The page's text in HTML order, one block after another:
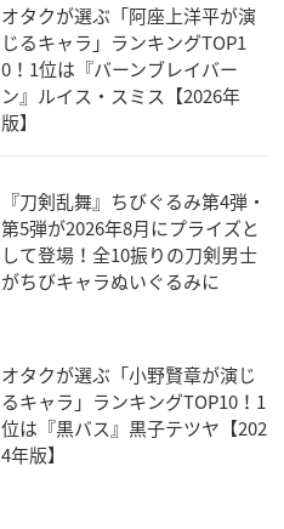
オタクが選ぶ「阿座上洋平が演
じるキャラ」ランキングTOP1
0！1位は『バーンブレイバー
ン』ルイス・スミス【2026年
版】
『刀剣乱舞』ちびぐるみ第4弾・
第5弾が2026年8月にプライズと
して登場！全10振りの刀剣男士
がちびキャラぬいぐるみに
オタクが選ぶ「小野賢章が演じ
るキャラ」ランキングTOP10！1
位は『黒バス』黒子テツヤ【202
4年版】